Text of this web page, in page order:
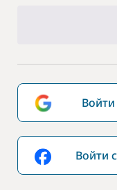
Войти